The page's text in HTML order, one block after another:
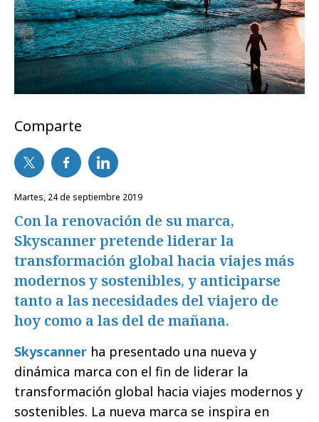
Comparte
martes, 24 de septiembre 2019
Con la renovación de su marca,
Skyscanner pretende liderar la
transformación global hacia viajes más
modernos y sostenibles, y anticiparse
tanto a las necesidades del viajero de
hoy como a las del de mañana.
Skyscanner ha presentado una nueva y
dinámica marca con el fin de liderar la
transformación global hacia viajes modernos y
sostenibles. La nueva marca se inspira en